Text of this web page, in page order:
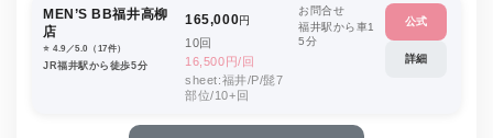
MEN’S BB福井高柳
店
⭐️ 4.9／5.0（17件）
JR福井駅から徒歩5分
165,000円
10回
16,500円/回
sheet:福井/P/髭7
部位/10+回
お問合せ
福井駅から車1
5分
公式
詳細